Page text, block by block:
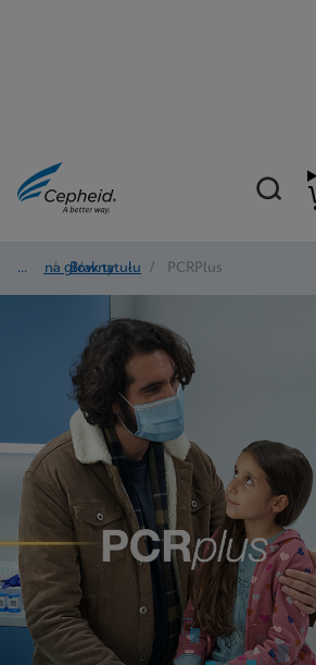
Strona główna
/ Brak tytułu / PCRPlus